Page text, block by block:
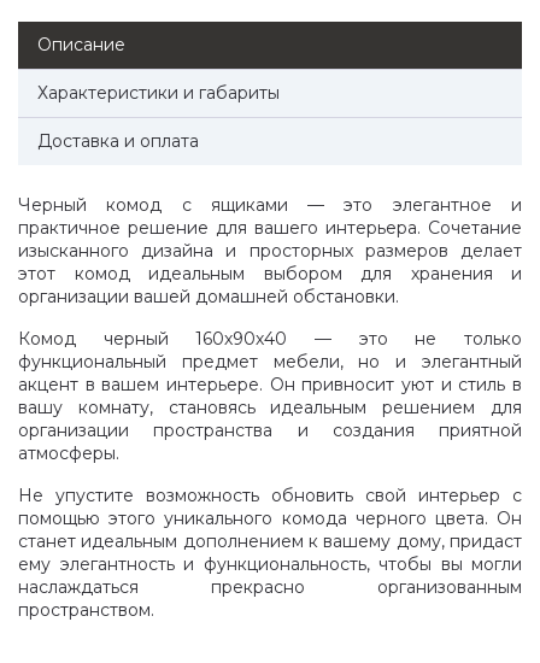
Описание
Характеристики и габариты
Доставка и оплата
Черный комод с ящиками — это элегантное и
практичное решение для вашего интерьера. Сочетание
изысканного дизайна и просторных размеров делает
этот комод идеальным выбором для хранения и
организации вашей домашней обстановки.
Комод черный 160х90х40 — это не только
функциональный предмет мебели, но и элегантный
акцент в вашем интерьере. Он привносит уют и стиль в
вашу комнату, становясь идеальным решением для
организации пространства и создания приятной
атмосферы.
Не упустите возможность обновить свой интерьер с
помощью этого уникального комода черного цвета. Он
станет идеальным дополнением к вашему дому, придаст
ему элегантность и функциональность, чтобы вы могли
наслаждаться прекрасно организованным
пространством.